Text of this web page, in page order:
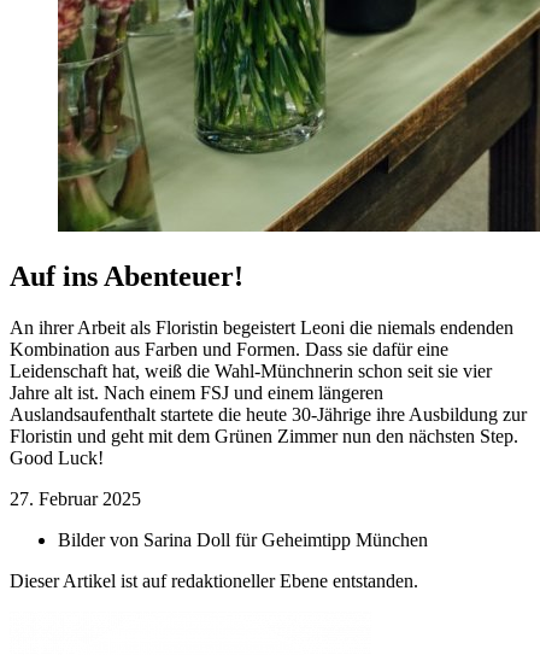
Auf ins Abenteuer!
An ihrer Arbeit als Floristin begeistert Leoni die niemals endenden
Kombination aus Farben und Formen. Dass sie dafür eine
Leidenschaft hat, weiß die Wahl-Münchnerin schon seit sie vier
Jahre alt ist. Nach einem FSJ und einem längeren
Auslandsaufenthalt startete die heute 30-Jährige ihre Ausbildung zur
Floristin und geht mit dem Grünen Zimmer nun den nächsten Step.
Good Luck!
27. Februar 2025
Bilder von Sarina Doll für Geheimtipp München
Dieser Artikel ist auf redaktioneller Ebene entstanden.